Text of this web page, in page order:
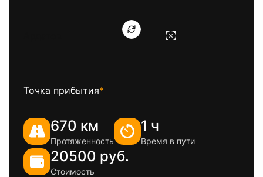
Точка прибытия*
670 км
Протяженность
1 ч
Время в пути
20500 руб.
Стоимость